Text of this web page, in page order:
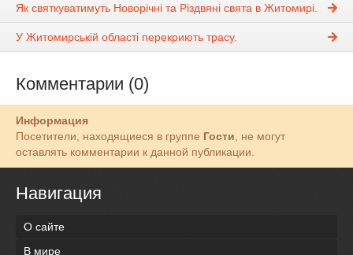
Як святкуватимуть Новорічні та Різдвяні свята в Житомирі.
У Житомирській області перекриють трасу.
Комментарии (0)
Информация
Посетители, находящиеся в группе Гости, не могут
оставлять комментарии к данной публикации.
Навигация
О сайте
В мире